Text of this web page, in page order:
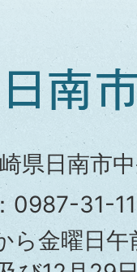
県日南市
0987-31-
ら金曜日